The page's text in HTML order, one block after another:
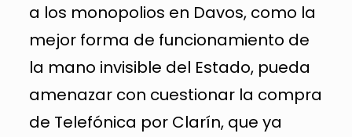
a los monopolios en Davos, como la
mejor forma de funcionamiento de
la mano invisible del Estado, pueda
amenazar con cuestionar la compra
de Telefónica por Clarín, que ya